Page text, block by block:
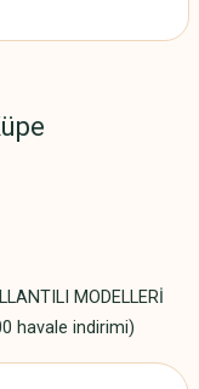
MODELLERİ
havale indirimi)